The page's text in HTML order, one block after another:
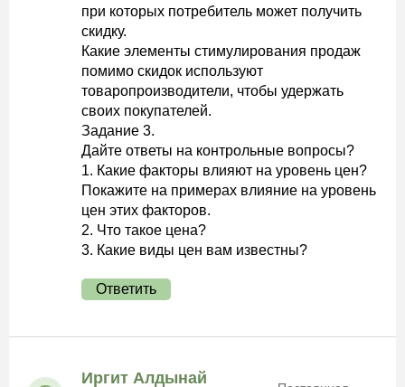
при которых потребитель может получить
скидку.
Какие элементы стимулирования продаж
помимо скидок используют
товаропроизводители, чтобы удержать
своих покупателей.
Задание 3.
Дайте ответы на контрольные вопросы?
1. Какие факторы влияют на уровень цен?
Покажите на примерах влияние на уровень
цен этих факторов.
2. Что такое цена?
3. Какие виды цен вам известны?
Ответить
Иргит Алдынай